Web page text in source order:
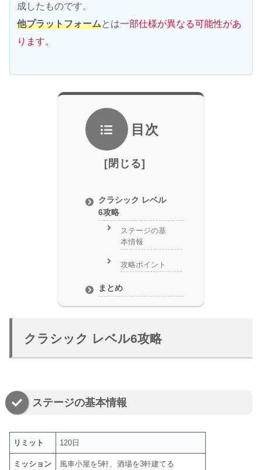
成したものです。
他プラットフォームとは一部仕様が異なる可能性があ
ります。
目次
クラシック レベル
6攻略
ステージの基
本情報
攻略ポイント
まとめ
クラシック レベル6攻略
ステージの基本情報
リミット 120日
ミッション 風車小屋を5軒、酒場を3軒建てる